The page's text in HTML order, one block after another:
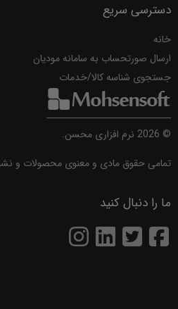
دسترسی سریع
خانه
ارسال صورتحساب به سامانه مودیان
جستجوی شناسه کالا/خدمات
©
2026 نرم افزاری محسن.
تمامی حقوق مادی و معنوی محصولات و
ما را دنبال کنید